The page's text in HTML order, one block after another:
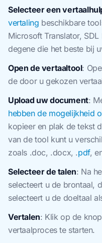
Selecteer een
vertaling beschikbare
Microsoft Translator,
degene die het beste bij
Open de vertaaltool:
de door u gekozen
Upload uw document:
hebben de mogelijkheid
kopieer en plak de tekst
van de tool kunt u
zoals .doc, .docx, .pdf,
Selecteer de talen: Na
selecteert u de brontaal,
selecteert u de doeltaal
Vertalen: Klik op de
vertaalproces te starten.